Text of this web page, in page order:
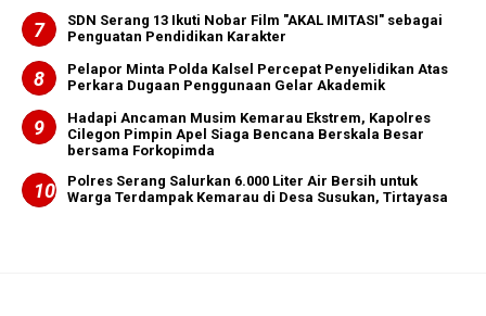
SDN Serang 13 Ikuti Nobar Film "AKAL IMITASI" sebagai
Penguatan Pendidikan Karakter
Pelapor Minta Polda Kalsel Percepat Penyelidikan Atas
Perkara Dugaan Penggunaan Gelar Akademik
Hadapi Ancaman Musim Kemarau Ekstrem, Kapolres
Cilegon Pimpin Apel Siaga Bencana Berskala Besar
bersama Forkopimda
Polres Serang Salurkan 6.000 Liter Air Bersih untuk
Warga Terdampak Kemarau di Desa Susukan, Tirtayasa